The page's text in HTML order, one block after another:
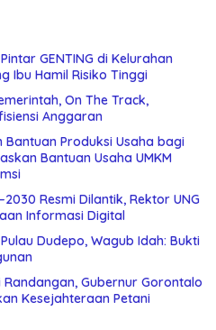
GENTING di Kelurahan
Ibu Hamil Risiko Tinggi
On The Track,
Anggaran
Produksi Usaha bagi
Bantuan Usaha UMKM
Resmi Dilantik, Rektor UNG
Informasi Digital
Dudepo, Wagub Idah: Bukti
Gubernur Gorontalo
Kesejahteraan Petani